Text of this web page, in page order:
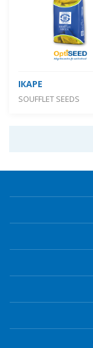
ІКАРЕ
SOUFFLET SEEDS